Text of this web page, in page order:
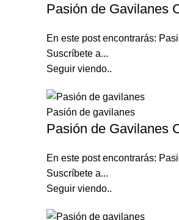
Pasión de Gavilanes
En este post encontrarás:
Suscríbete a...
Seguir viendo..
Pasión de gavilanes
Pasión de Gavilanes
En este post encontrarás:
Suscríbete a...
Seguir viendo..